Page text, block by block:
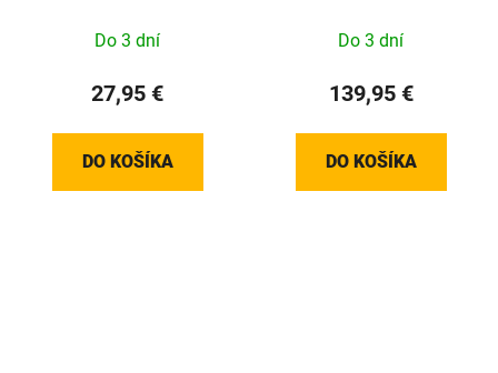
Do 3 dní
27,95 €
DO KOŠÍKA
Do 3 dní
139,95 €
DO KOŠÍKA